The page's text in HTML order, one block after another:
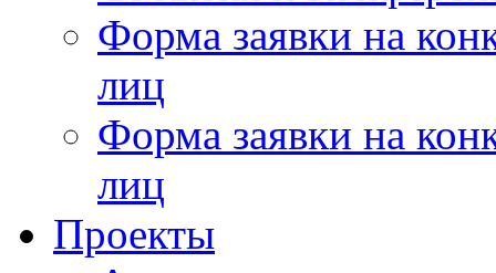
Форма заявки на
лиц
Форма заявки на
лиц
Проекты